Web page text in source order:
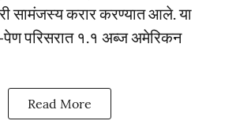
सामंजस्य करार करण्यात आले. या
पेण परिसरात १.१ अब्ज अमेरिकन
Read More